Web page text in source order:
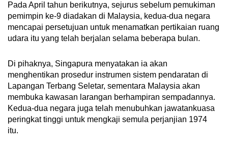
Pada April tahun berikutnya, sejurus sebelum pemukiman
pemimpin ke-9 diadakan di Malaysia, kedua-dua negara
mencapai persetujuan untuk menamatkan pertikaian ruang
udara itu yang telah berjalan selama beberapa bulan.
Di pihaknya, Singapura menyatakan ia akan
menghentikan prosedur instrumen sistem pendaratan di
Lapangan Terbang Seletar, sementara Malaysia akan
membuka kawasan larangan berhampiran sempadannya.
Kedua-dua negara juga telah menubuhkan jawatankuasa
peringkat tinggi untuk mengkaji semula perjanjian 1974
itu.